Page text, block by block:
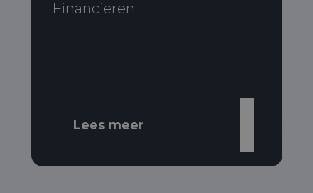
Financieren
Lees meer